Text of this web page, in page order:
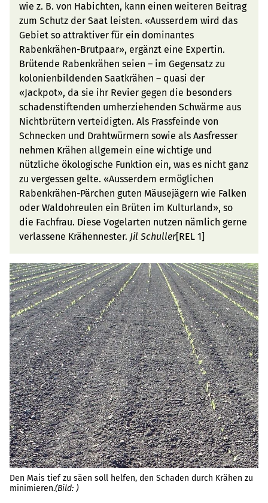
wie z. B. von Habichten, kann einen weiteren Beitrag
zum Schutz der Saat leisten. «Ausserdem wird das
Gebiet so attraktiver für ein dominantes
Rabenkrähen-Brutpaar», ergänzt eine Expertin.
Brütende Rabenkrähen seien – im Gegensatz zu
kolonienbildenden Saatkrähen – quasi der
«Jackpot», da sie ihr Revier gegen die besonders
schadenstiftenden umherziehenden Schwärme aus
Nichtbrütern verteidigten. Als Frassfeinde von
Schnecken und Drahtwürmern sowie als Aasfresser
nehmen Krähen allgemein eine wichtige und
nützliche ökologische Funktion ein, was es nicht ganz
zu vergessen gelte. «Ausserdem ermöglichen
Rabenkrähen-Pärchen guten Mäusejägern wie Falken
oder Waldohreulen ein Brüten im Kulturland», so
die Fachfrau. Diese Vogelarten nutzen nämlich gerne
verlassene Krähennester. Jil Schuller[REL 1]
Den Mais tief zu säen soll helfen, den Schaden durch Krähen zu
minimieren.(Bild: )